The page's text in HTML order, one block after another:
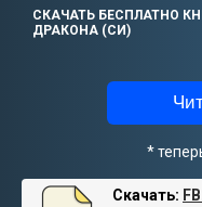
СКАЧАТЬ БЕСПЛАТНО
ДРАКОНА (СИ)
*
Скачать: